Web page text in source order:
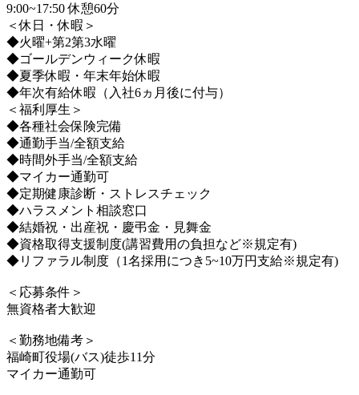
9:00~17:50 休憩60分
＜休日・休暇＞
◆火曜+第2第3水曜
◆ゴールデンウィーク休暇
◆夏季休暇・年末年始休暇
◆年次有給休暇（入社6ヵ月後に付与）
＜福利厚生＞
◆各種社会保険完備
◆通勤手当/全額支給
◆時間外手当/全額支給
◆マイカー通勤可
◆定期健康診断・ストレスチェック
◆ハラスメント相談窓口
◆結婚祝・出産祝・慶弔金・見舞金
◆資格取得支援制度(講習費用の負担など※規定有)
◆リファラル制度（1名採用につき5~10万円支給※規定有)
＜応募条件＞
無資格者大歓迎
＜勤務地備考＞
福崎町役場(バス)徒歩11分
マイカー通勤可